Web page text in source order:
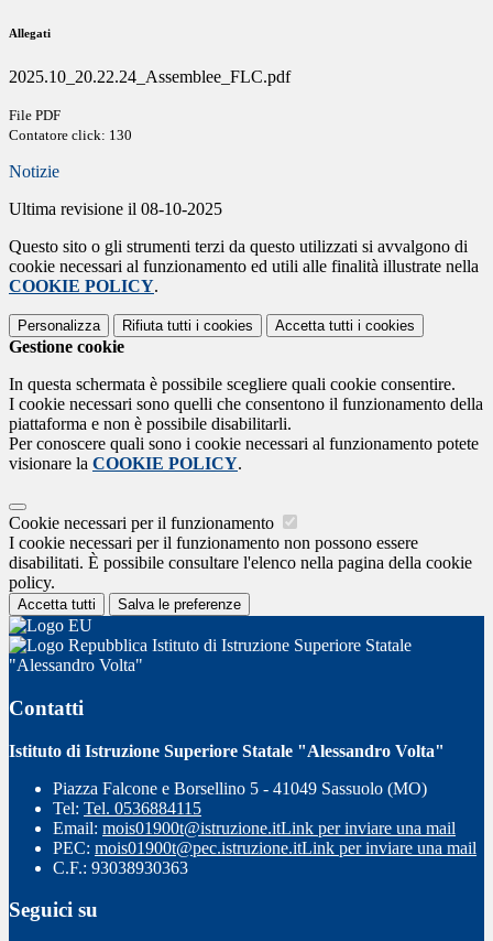
Allegati
2025.10_20.22.24_Assemblee_FLC.pdf
File PDF
Contatore click: 130
Notizie
Ultima revisione il 08-10-2025
Questo sito o gli strumenti terzi da questo utilizzati si avvalgono di
cookie necessari al funzionamento ed utili alle finalità illustrate nella
COOKIE POLICY.
Personalizza Rifiuta tutti i cookies Accetta tutti i cookies
Gestione cookie
In questa schermata è possibile scegliere quali cookie consentire.
I cookie necessari sono quelli che consentono il funzionamento della
piattaforma e non è possibile disabilitarli.
Per conoscere quali sono i cookie necessari al funzionamento potete
visionare la COOKIE POLICY.
Cookie necessari per il funzionamento
I cookie necessari per il funzionamento non possono essere
disabilitati. È possibile consultare l'elenco nella pagina della cookie
policy.
Accetta tutti Salva le preferenze
Istituto di Istruzione Superiore Statale
"Alessandro Volta"
Contatti
Istituto di Istruzione Superiore Statale "Alessandro Volta"
Piazza Falcone e Borsellino 5 - 41049 Sassuolo (MO)
Tel: Tel. 0536884115
Email: mois01900t@istruzione.itLink per inviare una mail
PEC: mois01900t@pec.istruzione.itLink per inviare una mail
C.F.: 93038930363
Seguici su